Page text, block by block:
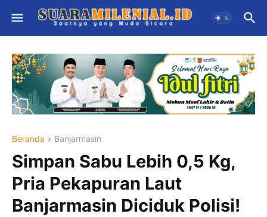
Beranda Banjarmasin
Simpan Sabu Lebih 0,5 Kg,
Pria Pekapuran Laut
Banjarmasin Diciduk Polisi!